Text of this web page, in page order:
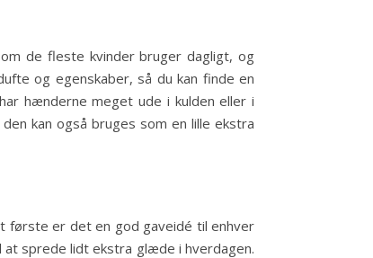
de fleste kvinder bruger dagligt, og
og egenskaber, så du kan finde en
hænderne meget ude i kulden eller i
kan også bruges som en lille ekstra
første er det en god gaveidé til enhver
at sprede lidt ekstra glæde i hverdagen.